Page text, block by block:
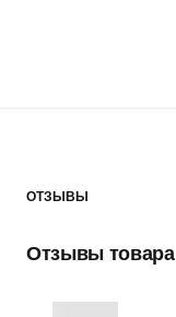
ОТЗЫВЫ
Отзывы товара